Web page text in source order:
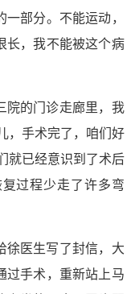
部分。不能运动，
长，我不能被这个病
院的门诊走廊里，我
，手术完了，咱们好
就已经意识到了术后
过程少走了许多弯
徐医生写了封信，大
过手术，重新站上马